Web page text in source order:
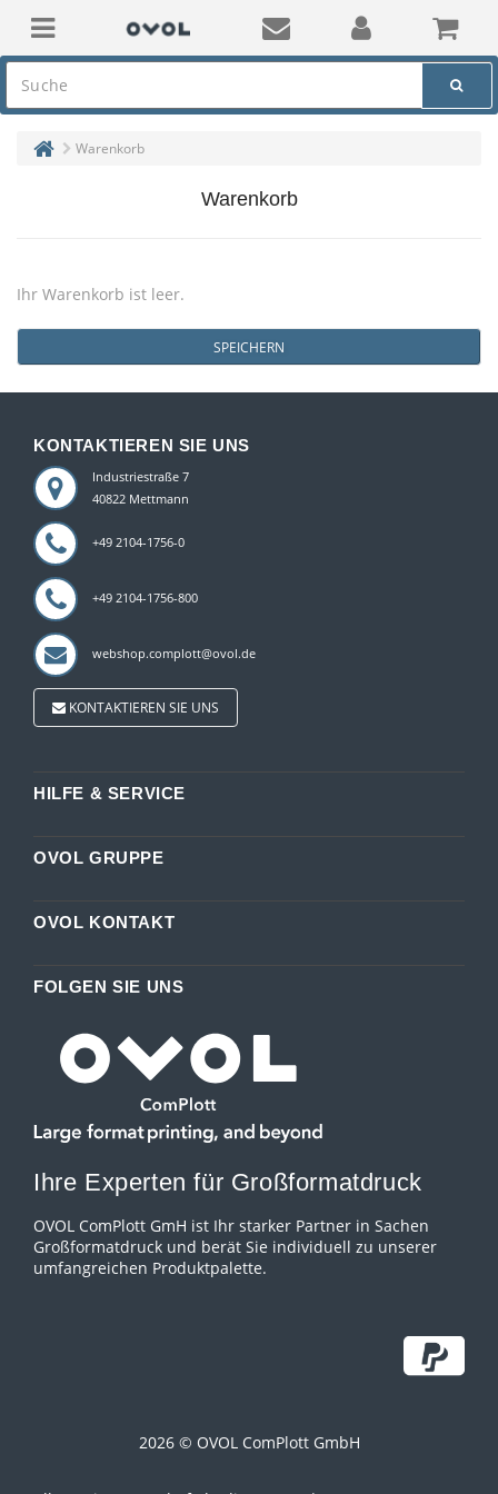
Warenkorb
Warenkorb
Ihr Warenkorb ist leer.
SPEICHERN
KONTAKTIEREN SIE UNS
Industriestraße 7
40822 Mettmann
+49 2104-1756-0
+49 2104-1756-800
webshop.complott@ovol.de
KONTAKTIEREN SIE UNS
HILFE & SERVICE
OVOL GRUPPE
OVOL KONTAKT
FOLGEN SIE UNS
Ihre Experten für Großformatdruck
OVOL ComPlott GmH ist Ihr starker Partner in Sachen
Großformatdruck und berät Sie individuell zu unserer
umfangreichen Produktpalette.
2026 © OVOL ComPlott GmbH